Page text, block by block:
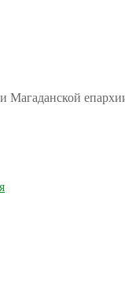
Магаданской